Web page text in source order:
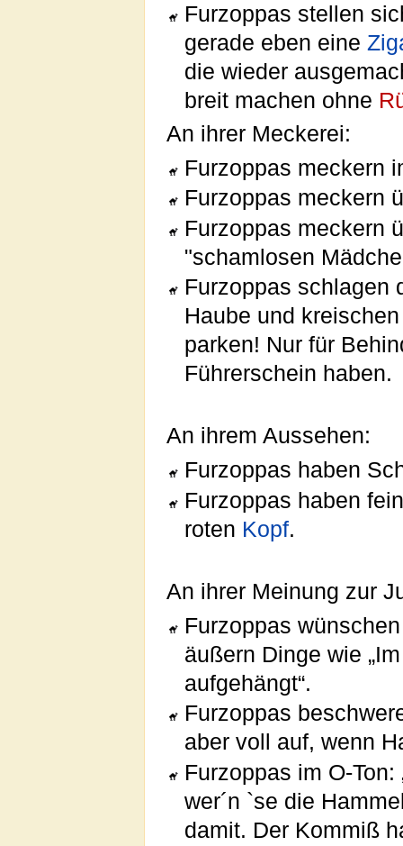
Furzoppas stellen
gerade eben eine
die wieder
breit machen ohne
An ihrer Meckerei:
Furzoppas meckern
Furzoppas meckern
Furzoppas meckern
"schamlosen
Furzoppas schlagen
Haube und
parken! Nur für
Führerschein haben.
An ihrem Aussehen:
Furzoppas haben
Furzoppas haben
roten Kopf.
An ihrer Meinung zur
Furzoppas
äußern Dinge wie
aufgehängt“.
Furzoppas
aber voll auf, wenn
Furzoppas im O-
wer´n `se die
damit. Der Kommiß